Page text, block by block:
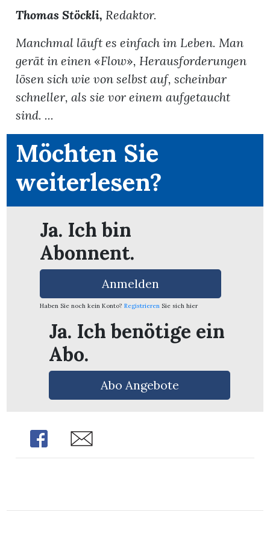
Thomas Stöckli, Redaktor.
Manchmal läuft es einfach im Leben. Man
gerät in einen«Flow», Herausforderungen
lösen sich wie von selbst auf, scheinbar
schneller, als sie vor einem aufgetaucht
sind. ...
Möchten Sie
weiterlesen?
Ja. Ich bin
Abonnent.
Anmelden
Haben Sie noch kein Konto? Registrieren Sie sich hier
Ja. Ich benötige ein
Abo.
Abo Angebote
Share Share